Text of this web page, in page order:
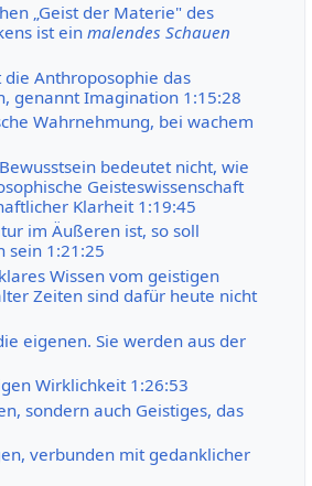
„Geist der Materie" des
ist ein malendes Schauen
Anthroposophie das
genannt Imagination 1:15:28
Wahrnehmung, bei wachem
bedeutet nicht, wie
Geisteswissenschaft
Klarheit 1:19:45
im Äußeren ist, so soll
sein 1:21:25
Wissen vom geistigen
Zeiten sind dafür heute nicht
eigenen. Sie werden aus der
Wirklichkeit 1:26:53
sondern auch Geistiges, das
verbunden mit gedanklicher